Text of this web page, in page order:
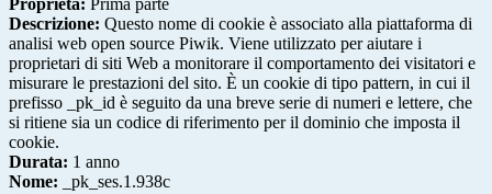
Descrizione: Questo nome di cookie è associato alla piattaforma di
analisi web open source Piwik. Viene utilizzato per aiutare i
proprietari di siti Web a monitorare il comportamento dei visitatori e
misurare le prestazioni del sito. È un cookie di tipo pattern, in cui il
prefisso _pk_id è seguito da una breve serie di numeri e lettere, che
si ritiene sia un codice di riferimento per il dominio che imposta il
cookie.
Durata: 1 anno
Nome: _pk_ses.1.938c